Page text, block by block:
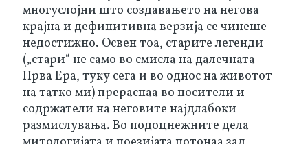
многуслојни што создавањето на негова
крајна и дефинитивна верзија се чинеше
недостижно. Освен тоа, старите легенди
(„стари“ не само во смисла на далечната
Прва Ера, туку сега и во однос на животот
на татко ми) прераснаа во носители и
содржатели на неговите најдлабоки
размислувања. Во подоцнежните дела